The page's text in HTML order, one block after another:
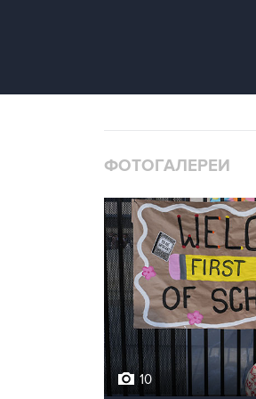
ФОТОГАЛЕРЕИ
10